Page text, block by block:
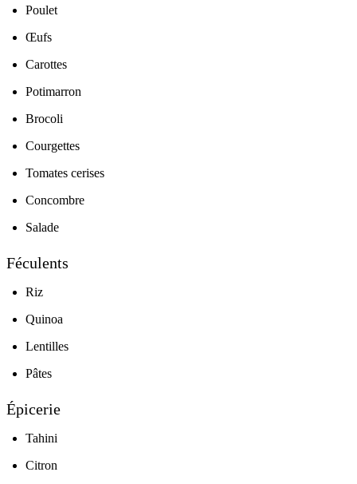
Poulet
Œufs
Carottes
Potimarron
Brocoli
Courgettes
Tomates cerises
Concombre
Salade
Féculents
Riz
Quinoa
Lentilles
Pâtes
Épicerie
Tahini
Citron